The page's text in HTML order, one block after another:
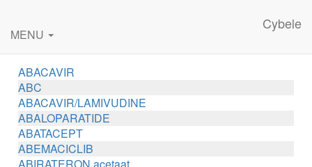
Cybele
MENU
ABACAVIR
ABC
ABACAVIR/LAMIVUDINE
ABALOPARATIDE
ABATACEPT
ABEMACICLIB